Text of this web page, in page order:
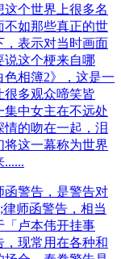
个世界上很多名
不如那些真正的世
，表示对当时画面
说这个梗来自哪
相簿2》，这是一
很多观众啼笑皆
中女主在不远处
的吻在一起，泪
将这一幕称为世界
函警告，是警告对
师函警告，相当
「卢本伟开挂事
现常用在各种和